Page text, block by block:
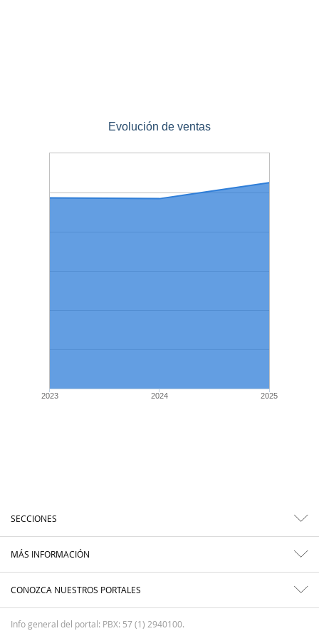
Evolución de ventas
2023 2024 2025
SECCIONES
MÁS INFORMACIÓN
CONOZCA NUESTROS PORTALES
Info general del portal: PBX: 57 (1) 2940100.